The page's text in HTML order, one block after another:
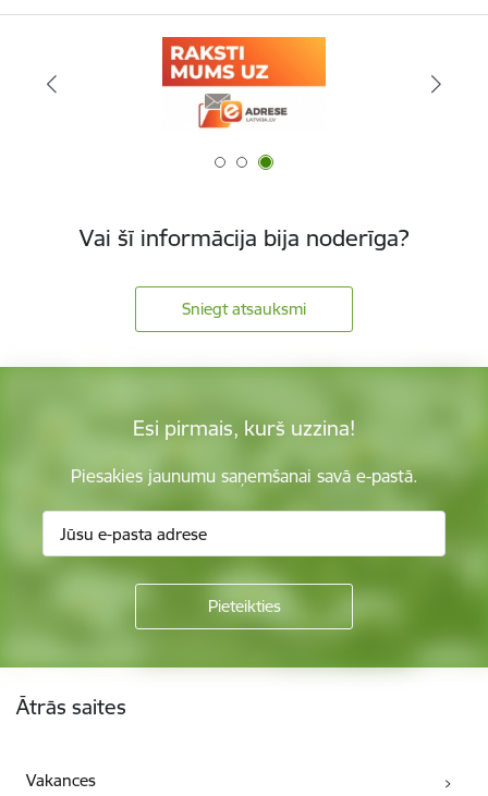
Vai šī informācija bija noderīga?
Sniegt atsauksmi
Esi pirmais, kurš uzzina!
Piesakies jaunumu saņemšanai savā e-pastā.
Ātrās saites
Vakances